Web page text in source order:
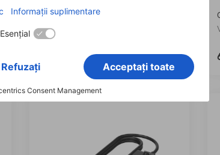
USB-C si PSU
00200138
215,90 RON